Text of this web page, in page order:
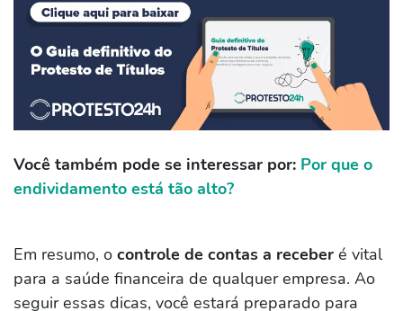
Você também pode se interessar por: Por que o
endividamento está tão alto?
Em resumo, o controle de contas a receber é vital
para a saúde financeira de qualquer empresa. Ao
seguir essas dicas, você estará preparado para